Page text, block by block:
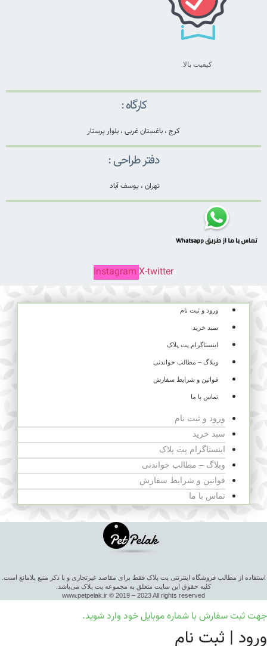
کیفیت بالا
کارگاه :
کرج ، باغستان غربی ، بلوار پرستار
دفتر طراحی :
تهران ، یوسف آباد
Instagram X-twitter
ورود و ثبت نام
سبد خرید
اینستاگرام پت پلاک
وبلاگ – مطالب خواندنی
قوانین و شرایط سفارش
تماس با ما
ورود و ثبت نام
سبد خرید
اینستاگرام پت پلاک
وبلاگ – مطالب خواندنی
قوانین و شرایط سفارش
تماس با ما
استفاده از مطالب فروشگاه اینترنتی پت پلاک فقط برای مقاصد غیرتجاری و با ذکر منبع بلامانع است.
کلیه حقوق این سایت متعلق به مجموعه پت پلاک می‌باشد.
www.petpelak.ir © 2019 – 2023 All rights reserved
جهت ثبت سفارش با شماره موبایل خود وارد شوید.
ورود | ثبت نام